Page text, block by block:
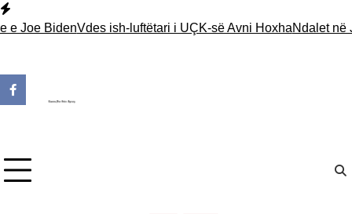
Skip
to
BidenVdes ish-luftëtari i UÇK-së Avni HoxhaNdalet në